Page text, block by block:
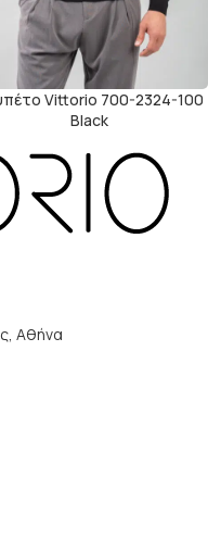
Vittorio 700-2324-100
Black
Αθήνα